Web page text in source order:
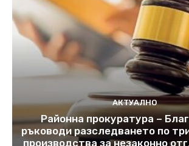
АКТУАЛНО
Районна прокуратура –
ръководи разследването по
производства за незаконно